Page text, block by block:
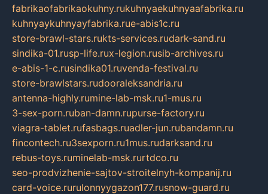
fabrikaofabrikaokuhny.rukuhnyaekuhnyaafabrika.ru
kuhnyaykuhnyayfabrika.rue-abis1c.ru
store-brawl-stars.rukts-services.rudark-sand.ru
sindika-01.rusp-life.rux-legion.rusib-archives.ru
e-abis-1-c.rusindika01.ruvenda-festival.ru
store-brawlstars.rudooraleksandria.ru
antenna-highly.rumine-lab-msk.ru1-mus.ru
3-sex-porn.ruban-damn.rupurse-factory.ru
viagra-tablet.rufasbags.ruadler-jun.rubandamn.ru
fincontech.ru3sexporn.ru1mus.rudarksand.ru
rebus-toys.ruminelab-msk.rurtdco.ru
seo-prodvizhenie-sajtov-stroitelnyh-kompanij.ru
card-voice.rurulonnyygazon177.rusnow-guard.ru